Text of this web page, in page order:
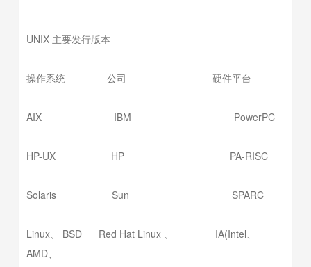
UNIX 主要发行版本
操作系统 公司 硬件平台
AIX IBM PowerPC
HP-UX HP PA-RISC
Solaris Sun SPARC
Linux、 BSD Red Hat Linux 、 IA(Intel、
AMD、